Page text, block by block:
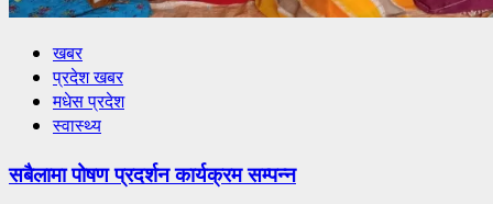
खबर
प्रदेश खबर
मधेस प्रदेश
स्वास्थ्य
सबैलामा पोषण प्रदर्शन कार्यक्रम सम्पन्न